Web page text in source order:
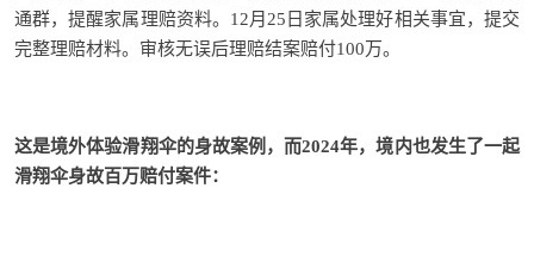
通群，提醒家属理赔资料。 12月25日家属处理好相关事宜，提交
完整理赔材料。 审核无误后理赔结案赔付100万。
这是境外体验滑翔伞的身故案例，而2024年，境内也发生了一起
滑翔伞身故百万赔付案件：